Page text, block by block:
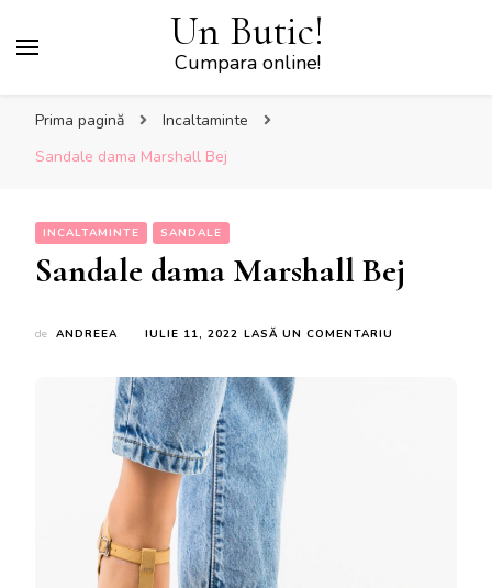
Un Butic!
Cumpara online!
Prima pagină
Incaltaminte
Sandale dama Marshall Bej
INCALTAMINTE SANDALE
Sandale dama Marshall Bej
de ANDREEA IULIE 11, 2022 LASĂ UN COMENTARIU